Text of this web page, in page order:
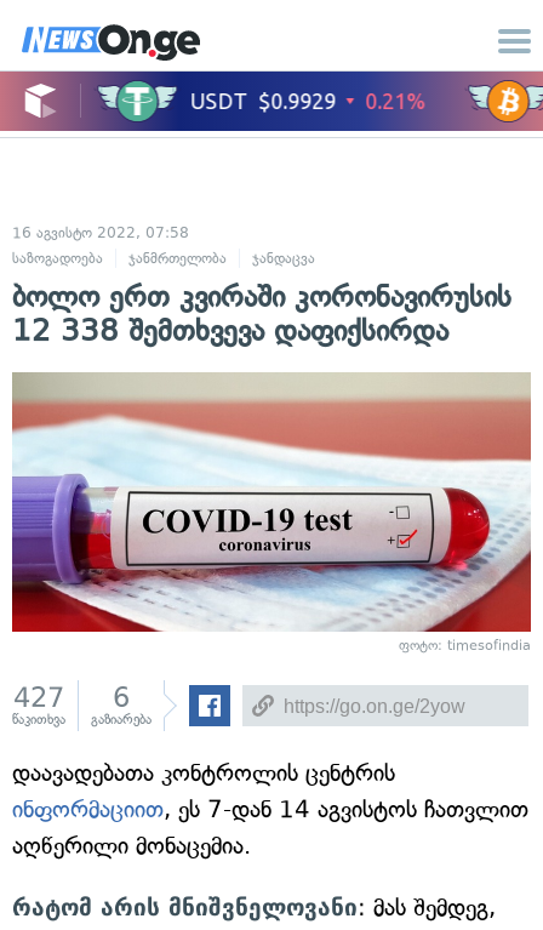
16 აგვისტო 2022, 07:58
საზოგადოება
ჯანმრთელობა ჯანდაცვა
ბოლო ერთ კვირაში კორონავირუსის
12 338 შემთხვევა დაფიქსირდა
ფოტო: timesofindia
427
წაკითხვა
6
გაზიარება
დაავადებათა კონტროლის ცენტრის
ინფორმაციით, ეს 7-დან 14 აგვისტოს ჩათვლით
აღწერილი მონაცემია.
რატომ არის მნიშვნელოვანი: მას შემდეგ,